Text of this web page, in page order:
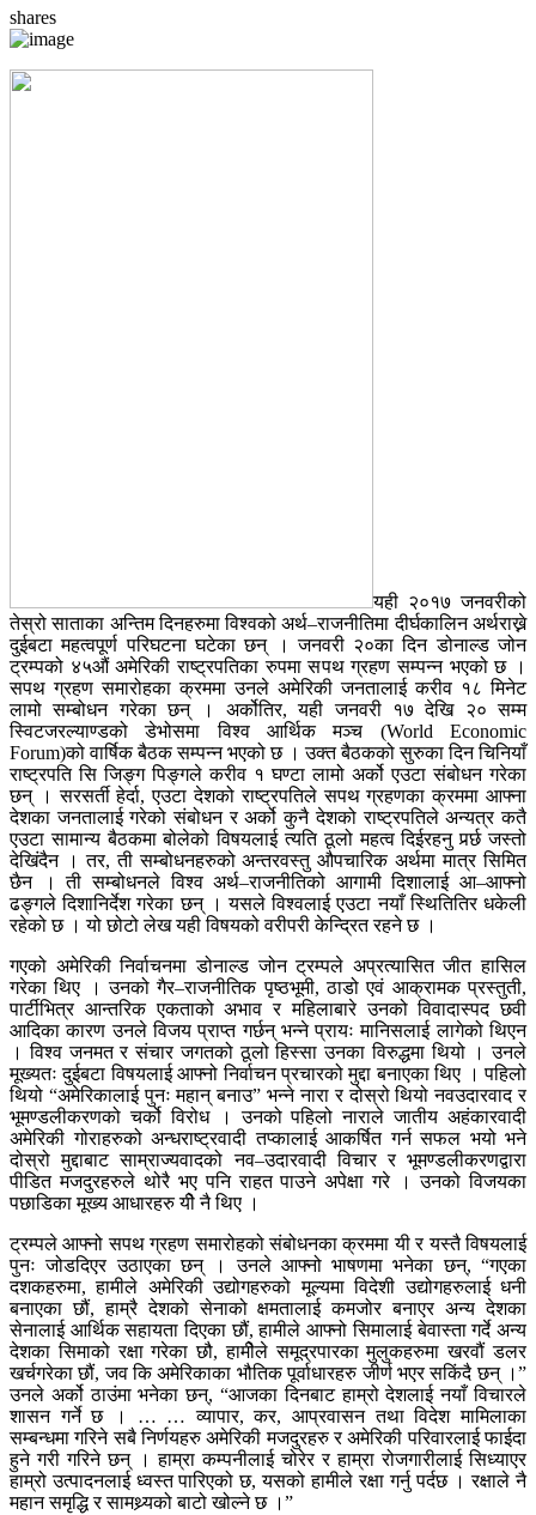
shares
यही २०१७ जनवरीको
तेस्रो साताका अन्तिम दिनहरुमा विश्वको अर्थ–राजनीतिमा दीर्घकालिन अर्थराख्ने
दुईबटा महत्वपूर्ण परिघटना घटेका छन् । जनवरी २०का दिन डोनाल्ड जोन
ट्रम्पको ४५औं अमेरिकी राष्ट्रपतिका रुपमा सपथ ग्रहण सम्पन्न भएको छ ।
सपथ ग्रहण समारोहका क्रममा उनले अमेरिकी जनतालाई करीव १८ मिनेट
लामो सम्बोधन गरेका छन् । अर्कोतिर, यही जनवरी १७ देखि २० सम्म
स्विटजरल्याण्डको डेभोसमा विश्व आर्थिक मञ्च (World Economic
Forum)को वार्षिक बैठक सम्पन्न भएको छ । उक्त बैठकको सुरुका दिन चिनियाँ
राष्ट्रपति सि जिङ्ग पिङ्गले करीव १ घण्टा लामो अर्को एउटा संबोधन गरेका
छन् । सरसर्ती हेर्दा, एउटा देशको राष्ट्रपतिले सपथ ग्रहणका क्रममा आफ्ना
देशका जनतालाई गरेको संबोधन र अर्को कुनै देशको राष्ट्रपतिले अन्यत्र कतै
एउटा सामान्य बैठकमा बोलेको विषयलाई त्यति ठूलो महत्व दिईरहनु पर्र्छ जस्तो
देखिंदैन । तर, ती सम्बोधनहरुको अन्तरवस्तु औपचारिक अर्थमा मात्र सिमित
छैन । ती सम्बोधनले विश्व अर्थ–राजनीतिको आगामी दिशालाई आ–आफ्नो
ढङ्गले दिशानिर्देश गरेका छन् । यसले विश्वलाई एउटा नयाँ स्थितितिर धकेली
रहेको छ । यो छोटो लेख यही विषयको वरीपरी केन्द्रित रहने छ ।
गएको अमेरिकी निर्वाचनमा डोनाल्ड जोन ट्रम्पले अप्रत्यासित जीत हासिल
गरेका थिए । उनको गैर–राजनीतिक पृष्ठभूमी, ठाडो एवं आक्रामक प्रस्तुती,
पार्टीभित्र आन्तरिक एकताको अभाव र महिलाबारे उनको विवादास्पद छवी
आदिका कारण उनले विजय प्राप्त गर्छन् भन्ने प्रायः मानिसलाई लागेको थिएन
। विश्व जनमत र संचार जगतको ठूलो हिस्सा उनका विरुद्धमा थियो । उनले
मूख्यतः दुईबटा विषयलाई आफ्नो निर्वाचन प्रचारको मुद्दा बनाएका थिए । पहिलो
थियो “अमेरिकालाई पुनः महान् बनाउ” भन्ने नारा र दोस्रो थियो नवउदारवाद र
भूमण्डलीकरणको चर्को विरोध । उनको पहिलो नाराले जातीय अहंकारवादी
अमेरिकी गोराहरुको अन्धराष्ट्रवादी तप्कालाई आकर्षित गर्न सफल भयो भने
दोस्रो मुद्दाबाट साम्राज्यवादको नव–उदारवादी विचार र भूमण्डलीकरणद्वारा
पीडित मजदुरहरुले थोरै भए पनि राहत पाउने अपेक्षा गरे । उनको विजयका
पछाडिका मूख्य आधारहरु यीे नै थिए ।
ट्रम्पले आफ्नो सपथ ग्रहण समारोहको संबोधनका क्रममा यी र यस्तै विषयलाई
पुनः जोडदिएर उठाएका छन् । उनले आफ्नो भाषणमा भनेका छन्, “गएका
दशकहरुमा, हामीले अमेरिकी उद्योगहरुको मूल्यमा विदेशी उद्योगहरुलाई धनी
बनाएका छौं, हाम्रै देशको सेनाको क्षमतालाई कमजोर बनाएर अन्य देशका
सेनालाई आर्थिक सहायता दिएका छौं, हामीले आफ्नो सिमालाई बेवास्ता गर्दे अन्य
देशका सिमाको रक्षा गरेका छौ, हामीेले समूद्रपारका मुलुकहरुमा खरवौं डलर
खर्चगरेका छौं, जव कि अमेरिकाका भौतिक पूर्वाधारहरु जीर्ण भएर सकिंदै छन् ।”
उनले अर्को ठाउंमा भनेका छन्, “आजका दिनबाट हाम्रो देशलाई नयाँ विचारले
शासन गर्ने छ । … … व्यापार, कर, आप्रवासन तथा विदेश मामिलाका
सम्बन्धमा गरिने सबै निर्णयहरु अमेरिकी मजदुरहरु र अमेरिकी परिवारलाई फाईदा
हुने गरी गरिने छन् । हाम्रा कम्पनीलाई चोरेर र हाम्रा रोजगारीलाई सिध्याएर
हाम्रो उत्पादनलाई ध्वस्त पारिएको छ, यसको हामीले रक्षा गर्नु पर्दछ । रक्षाले नै
महान समृद्धि र सामथ्र्यको बाटो खोल्ने छ ।”